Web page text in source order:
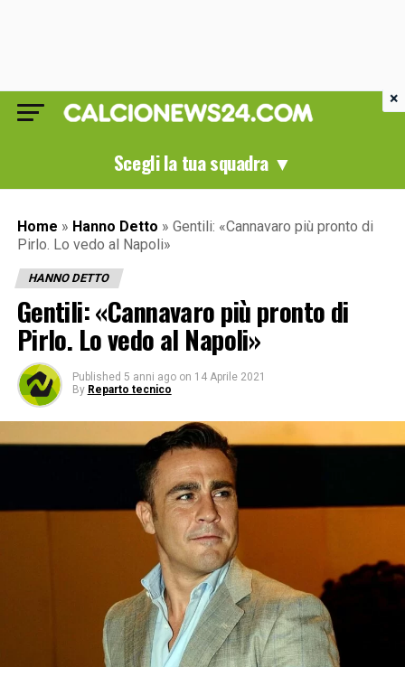
Scegli la tua squadra ▼
Home » Hanno Detto » Gentili: «Cannavaro più pronto di
Pirlo. Lo vedo al Napoli»
HANNO DETTO
Gentili: «Cannavaro più pronto di
Pirlo. Lo vedo al Napoli»
Published 5 anni ago on 14 Aprile 2021
By Reparto tecnico
×